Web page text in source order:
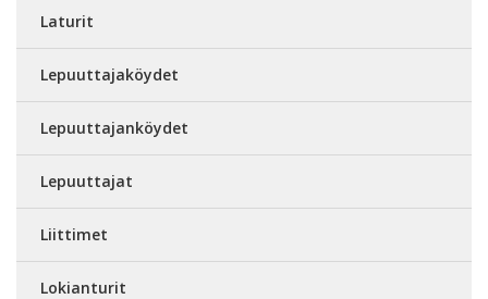
Laturit
Lepuuttajaköydet
Lepuuttajanköydet
Lepuuttajat
Liittimet
Lokianturit